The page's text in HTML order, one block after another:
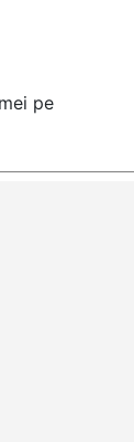
pe